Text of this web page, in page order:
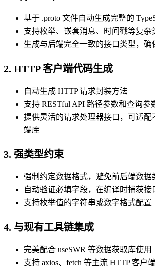
基于 .proto 文件自动生成完整的
支持枚举、嵌套消息、时间戳等复杂
生成与后端完全一致的接口类型，确
2. HTTP 客户端代码生成
自动生成 HTTP 请求封装方法
支持 RESTful API 路径参数和查询参
提供灵活的请求处理器接口，可适配
端库
3. 强类型约束
强制约定数据格式，避免前后端数据
自动验证必填字段，在编译时捕获接
支持枚举值的字符串或数字格式配置
4. 与现有工具链集成
完美配合 useSWR 等数据获取库使用
支持 axios、fetch 等主流 HTTP 客户端